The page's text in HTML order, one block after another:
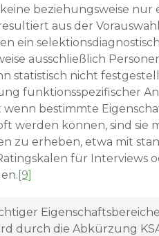
beziehungsweise
aus der
ein
ausschließlich
statistisch nicht
funktionsspezifischer
bestimmte
werden können, sind sie
zu erheben, etwa mit
für Interviews
[9]
durch die Abkürzung